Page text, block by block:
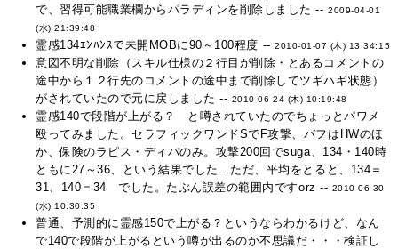
で、習得可能職業欄からパラディンを削除しました --2009-04-01
(水) 21:39:48
霊感134ｴﾝﾊﾝｽで未開MOBに90～100程度 --2010-01-07 (木) 13:34:15
意図不明な削除（スキル仕様の２行目が削除・とあるコメントの
途中から１２行先のコメントの途中まで削除してツギハギ状態）
がされていたので元に戻しました -- 2010-06-24 (木) 10:19:48
霊感140で段階が上がる？ と噂されていたのでちょっとパワメ
殴ってみました。セラフィックワンドSでF攻撃、バフはHWのほ
か、保険のラピス・ディバのみ。攻撃200回でsuga、134・140時
ともに27～36、という結果でした…ただ、平均をとると、134＝
31、140＝34 でした。たぶん誤差の範囲内ですorz -- 2010-06-30
(水) 10:30:35
普通、予測的に霊感150で上がる？というならわかるけど、なん
で140で段階が上がるという噂が出るのか不思議だ・・・検証し